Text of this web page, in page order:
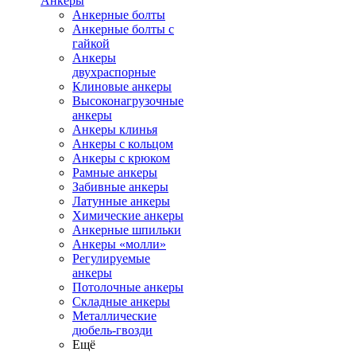
Анкерные болты
Анкерные болты с
гайкой
Анкеры
двухраспорные
Клиновые анкеры
Высоконагрузочные
анкеры
Анкеры клинья
Анкеры с кольцом
Анкеры с крюком
Рамные анкеры
Забивные анкеры
Латунные анкеры
Химические анкеры
Анкерные шпильки
Анкеры «молли»
Регулируемые
анкеры
Потолочные анкеры
Складные анкеры
Металлические
дюбель-гвозди
Ещё